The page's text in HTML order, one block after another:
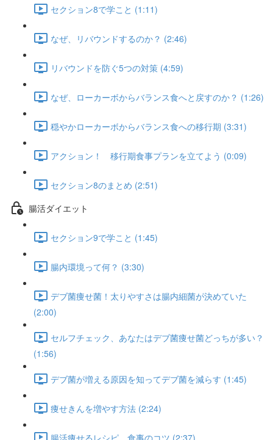
セクション8で学こと (1:11)
なぜ、リバウンドするのか？ (2:46)
リバウンドを防ぐ5つの対策 (4:59)
なぜ、ローカーボからバランス食へと戻すのか？ (1:26)
穏やかローカーボからバランス食への移行期 (3:31)
アクション！ 移行期食事プランを立てよう (0:09)
セクション8のまとめ (2:51)
腸活ダイエット
セクション9で学こと (1:45)
腸内環境って何？ (3:30)
デブ菌痩せ菌！太りやすさは腸内細菌が決めていた
(2:00)
セルフチェック、あなたはデブ菌痩せ菌どっちが多い？
(1:56)
デブ菌が増える原因を知ってデブ菌を減らす (1:45)
痩せきんを増やす方法 (2:24)
腸活痩せるレシピ、食事のコツ (2:37)